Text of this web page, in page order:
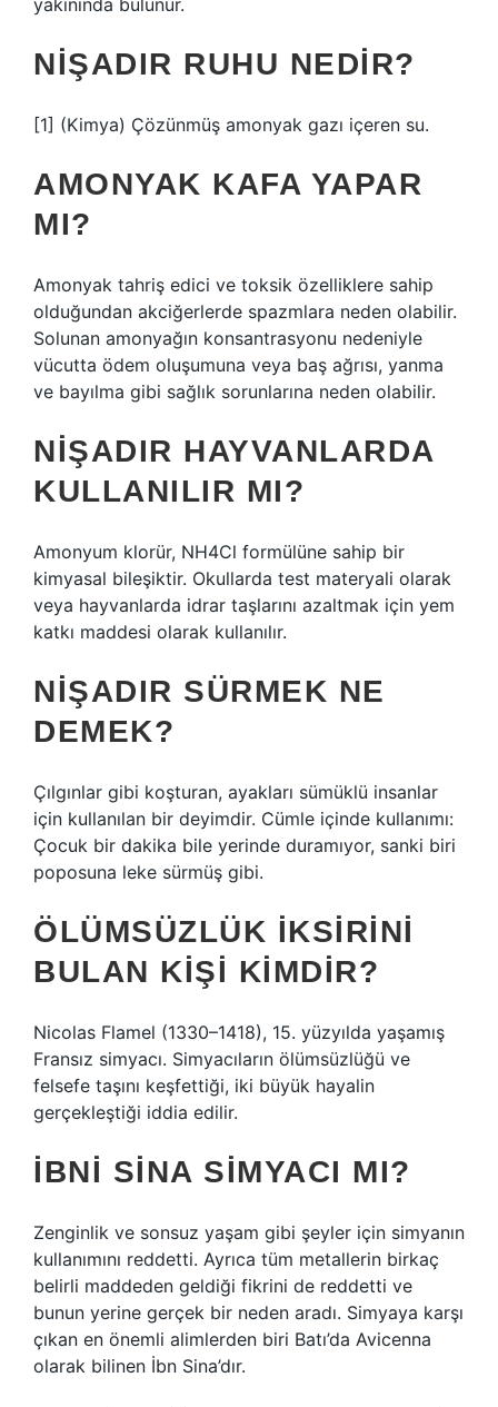
yakınında bulunur.
NIŞADIR RUHU NEDIR?
[1] (Kimya) Çözünmüş amonyak gazı içeren su.
AMONYAK KAFA YAPAR
MI?
Amonyak tahriş edici ve toksik özelliklere sahip
olduğundan akciğerlerde spazmlara neden olabilir.
Solunan amonyağın konsantrasyonu nedeniyle
vücutta ödem oluşumuna veya baş ağrısı, yanma
ve bayılma gibi sağlık sorunlarına neden olabilir.
NIŞADIR HAYVANLARDA
KULLANILIR MI?
Amonyum klorür, NH4Cl formülüne sahip bir
kimyasal bileşiktir. Okullarda test materyali olarak
veya hayvanlarda idrar taşlarını azaltmak için yem
katkı maddesi olarak kullanılır.
NIŞADIR SÜRMEK NE
DEMEK?
Çılgınlar gibi koşturan, ayakları sümüklü insanlar
için kullanılan bir deyimdir. Cümle içinde kullanımı:
Çocuk bir dakika bile yerinde duramıyor, sanki biri
poposuna leke sürmüş gibi.
ÖLÜMSÜZLÜK IKSIRINI
BULAN KIŞI KIMDIR?
Nicolas Flamel (1330–1418), 15. yüzyılda yaşamış
Fransız simyacı. Simyacıların ölümsüzlüğü ve
felsefe taşını keşfettiği, iki büyük hayalin
gerçekleştiği iddia edilir.
İBNI SINA SIMYACI MI?
Zenginlik ve sonsuz yaşam gibi şeyler için simyanın
kullanımını reddetti. Ayrıca tüm metallerin birkaç
belirli maddeden geldiği fikrini de reddetti ve
bunun yerine gerçek bir neden aradı. Simyaya karşı
çıkan en önemli alimlerden biri Batı’da Avicenna
olarak bilinen İbn Sina’dır.